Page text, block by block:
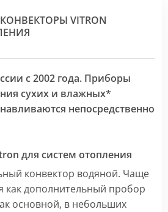
VITRON
с 2002 года. Приборы
сухих и влажных*
непосредственно
для систем отопления
конвектор водяной. Чаще
как дополнительный пробор
основной, в небольших